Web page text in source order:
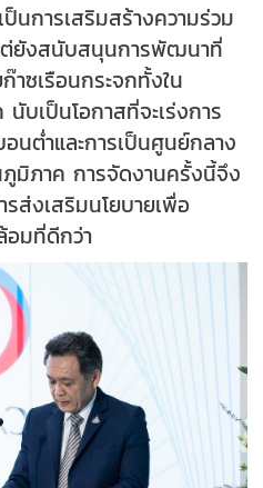
นการเสริมสร้างความร่วม
ต่ยังสนับสนุนการพัฒนาที่
าซเรือนกระจกทั้งใน
นับเป็นโอกาสที่จะเร่งการ
นต่ำและการเป็นศูนย์กลาง
มิภาค การจัดงานครั้งนี้จึง
ส่งเสริมนโยบายเพื่อ
อมที่ดีกว่า